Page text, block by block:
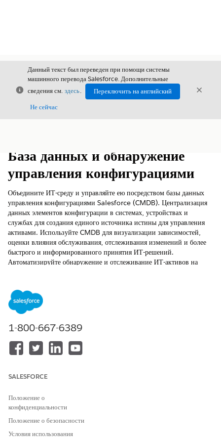
Закрыть
Данный текст был переведен при помощи системы
машинного перевода Salesforce. Дополнительные
сведения см. здесь.
Переключить на английский
Не сейчас
База данных и обнаружение
управления конфигурациями
Объедините ИТ-среду и управляйте ею посредством базы данных
управления конфигурациями Salesforce (CMDB). Централизация
данных элементов конфигурации в системах, устройствах и
службах для создания единого источника истины для управления
активами. Используйте CMDB для визуализации зависимостей,
оценки влияния обслуживания, отслеживания изменений и более
быстрого и информированного принятия ИТ-решений.
Автоматизируйте обнаружение и отслеживание ИТ-активов на
без агентов и на основе агентов в Discovery.
ТРЕБУЕМЫЕ ВЕРСИИ
Доступно в версиях: Lightning Experience
Доступно в версиях:Enterprise
Edition с Agentforce IT Service.
Как CMDB и Discovery работают вместе для улучшения
Узнайте, как база данных управления конфигурациями (CMDB)
и обнаружение интегрируются для автоматизации
отслеживания активов, уменьшения ввода данных и
1-800-667-6389
SALESFORCE
Положение о
конфиденциальности
Положение о безопасности
Условия использования